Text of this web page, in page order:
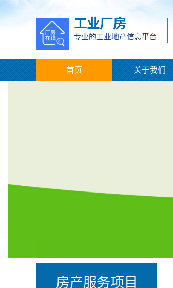
工业厂房
专业的工业地产信息平台
首页 关于我们
房产服务项目